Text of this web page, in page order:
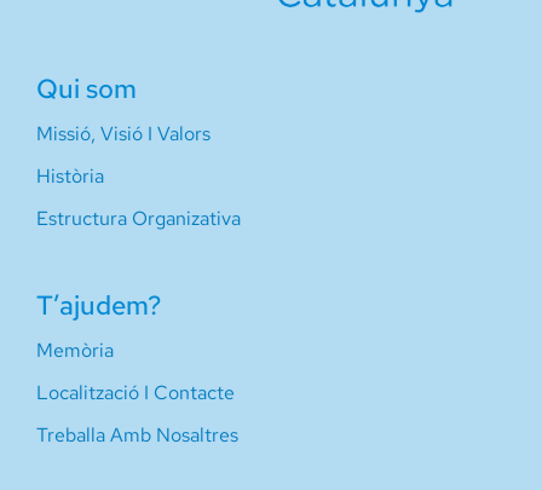
Qui som
Missió, Visió I Valors
Història
Estructura Organizativa
T’ajudem?
Memòria
Localització I Contacte
Treballa Amb Nosaltres